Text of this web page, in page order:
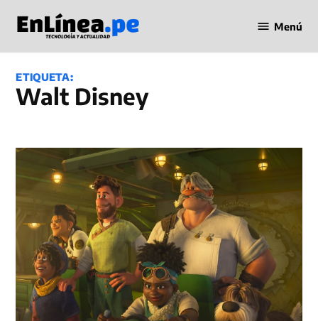
contenido
en Línea
Menú
ETIQUETA:
Walt Disney